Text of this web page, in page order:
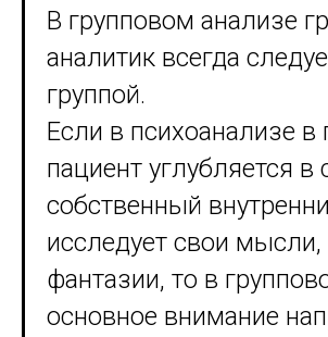
В групповом анализе
аналитик всегда
группой.
Если в психоанализе в
пациент углубляется в
собственный
исследует свои мысли,
фантазии, то в
основное внимание